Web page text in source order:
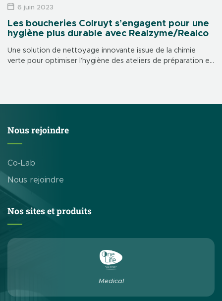
Les boucheries Colruyt s’engagent pour une
hygiène plus durable avec Realzyme/Realco
Une solution de nettoyage innovante issue de la chimie
verte pour optimiser l’hygiène des ateliers de préparation et
6 juin 2023
Nous rejoindre
Co-Lab
Nous rejoindre
Nos sites et produits
Medical